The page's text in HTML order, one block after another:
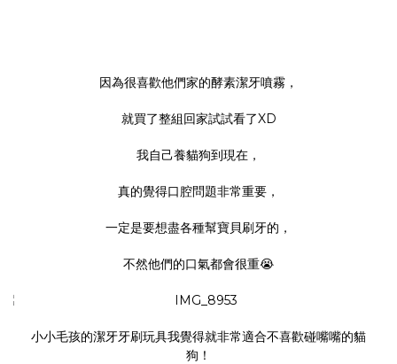
因為很喜歡他們家的酵素潔牙噴霧 ，
就買了整組回家試試看了XD
我自己養貓狗到現在，
真的覺得口腔問題非常重要，
一定是要想盡各種幫寶貝刷牙的，
不然他們的口氣都會很重😭
小小毛孩的潔牙牙刷玩具我覺得就非常適合不喜歡碰嘴嘴的貓
狗！